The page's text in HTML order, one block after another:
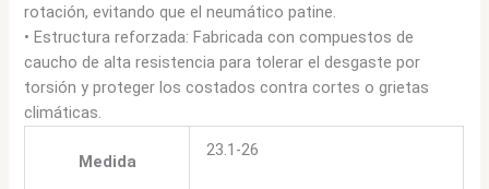
rotación, evitando que el neumático patine.
• Estructura reforzada: Fabricada con compuestos de
caucho de alta resistencia para tolerar el desgaste por
torsión y proteger los costados contra cortes o grietas
climáticas.
Medida
23.1-26